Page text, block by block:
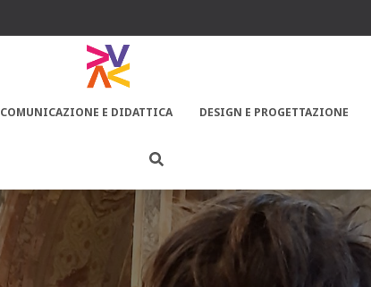
COMUNICAZIONE E DIDATTICA DESIGN E PROGETTAZIONE